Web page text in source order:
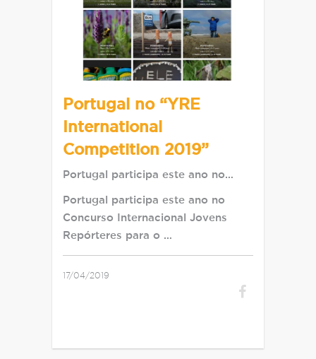
Portugal no “YRE
International
Competition 2019”
Portugal participa este ano no…
Portugal participa este ano no
Concurso Internacional Jovens
Repórteres para o …
17/04/2019